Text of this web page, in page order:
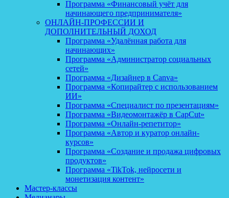
Программа «Финансовый учёт для
начинающего предпринимателя»
ОНЛАЙН-ПРОФЕССИИ И
ДОПОЛНИТЕЛЬНЫЙ ДОХОД
Программа «Удалённая работа для
начинающих»
Программа «Администратор социальных
сетей»
Программа «Дизайнер в Canva»
Программа «Копирайтер с использованием
ИИ»
Программа «Специалист по презентациям»
Программа «Видеомонтажёр в CapCut»
Программа «Онлайн-репетитор»
Программа «Автор и куратор онлайн-
курсов»
Программа «Создание и продажа цифровых
продуктов»
Программа «TikTok, нейросети и
монетизация контент»
Мастер-классы